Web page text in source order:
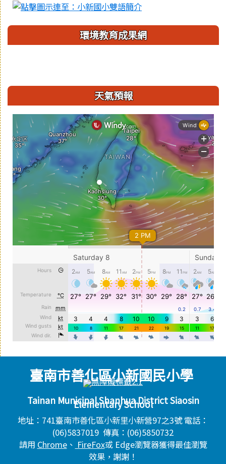
環境教育成果網
天氣預報
頁尾區域內容
臺南市善化區小新國民小學
Tainan Municipal Shanhua District Siaosin
Elementary School
地址：741臺南市善化區小新里小新營97之3號 電話：
(06)5837019 傳真：(06)5850732
請用 Chrome、 FireFox或 Edge瀏覽器獲得最佳瀏覽
效果，謝謝！